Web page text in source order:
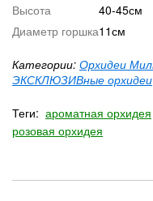
Высота
40-45см
Диаметр горшка11см
Категории: Орхидеи
ЭКСКЛЮЗИВные орхидеи
Теги: ароматная орхидея
розовая орхидея